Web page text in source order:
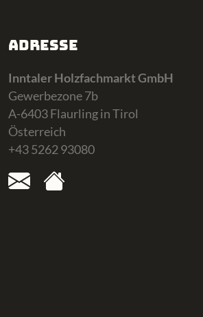
Adresse
Inntaler Holzfachmarkt GmbH
Gewerbezone 7b
A-6403 Flaurling in Tirol
Österreich
+43 5262 93080